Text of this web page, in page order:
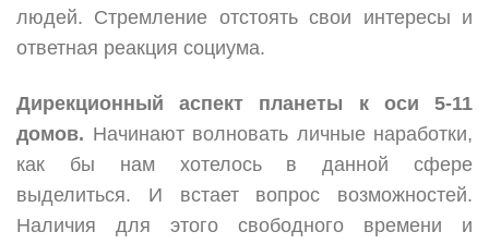
людей. Стремление отстоять свои интересы и
ответная реакция социума.
Дирекционный аспект планеты к оси 5-11
домов. Начинают волновать личные наработки,
как бы нам хотелось в данной сфере
выделиться. И встает вопрос возможностей.
Наличия для этого свободного времени и